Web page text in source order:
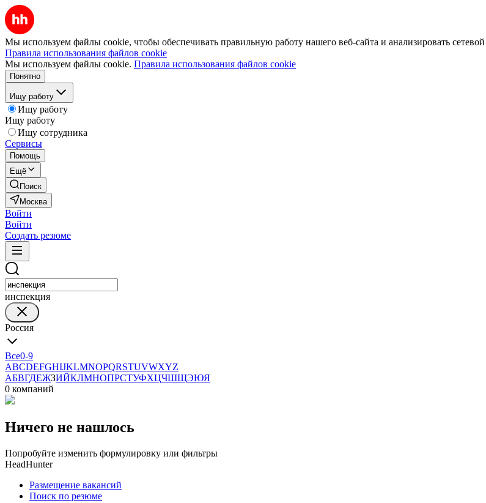
Мы используем файлы cookie, чтобы обеспечивать правильную работу нашего веб-сайта и анализировать
Правила использования файлов cookie
Мы используем файлы cookie. Правила использования файлов cookie
Понятно
Ищу работу
Ищу работу
Ищу работу
Ищу сотрудника
Сервисы
Помощь
Ещё
Поиск
Москва
Войти
Войти
Создать резюме
инспекция
Россия
Все0-9
ABCDEFGHIJKLMNOPQRSTUVWXYZ
АБВГДЕЖЗИЙКЛМНОПРСТУФХЦЧШЩЭЮЯ
0 компаний
Ничего не нашлось
Попробуйте изменить формулировку или фильтры
HeadHunter
Размещение вакансий
Поиск по резюме